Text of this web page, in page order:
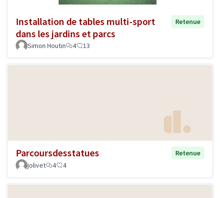
Installation de tables multi-sport
dans les jardins et parcs
Retenue
Simon Houtin 4 13
Parcoursdesstatues
Retenue
jolivet
4 4